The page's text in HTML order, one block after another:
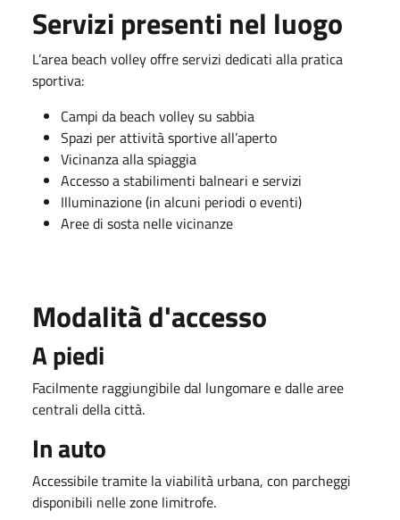
Servizi presenti nel luogo
L’area beach volley offre servizi dedicati alla pratica
sportiva:
Campi da beach volley su sabbia
Spazi per attività sportive all’aperto
Vicinanza alla spiaggia
Accesso a stabilimenti balneari e servizi
Illuminazione (in alcuni periodi o eventi)
Aree di sosta nelle vicinanze
Modalità d'accesso
A piedi
Facilmente raggiungibile dal lungomare e dalle aree
centrali della città.
In auto
Accessibile tramite la viabilità urbana, con parcheggi
disponibili nelle zone limitrofe.